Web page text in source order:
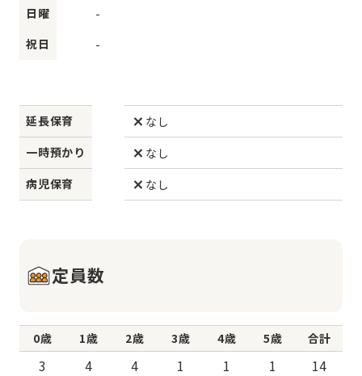
日曜
-
祝日
-
延長保育
なし
一時預かり
なし
病児保育
なし
定員数
0歳 1歳 2歳 3歳 4歳 5歳 合計
3 4 4 1 1 1 14